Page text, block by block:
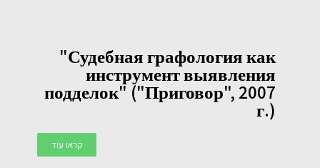
"Судебная графология как
инструмент выявления
подделок" ("Приговор", 2007
г.)
קראו עוד